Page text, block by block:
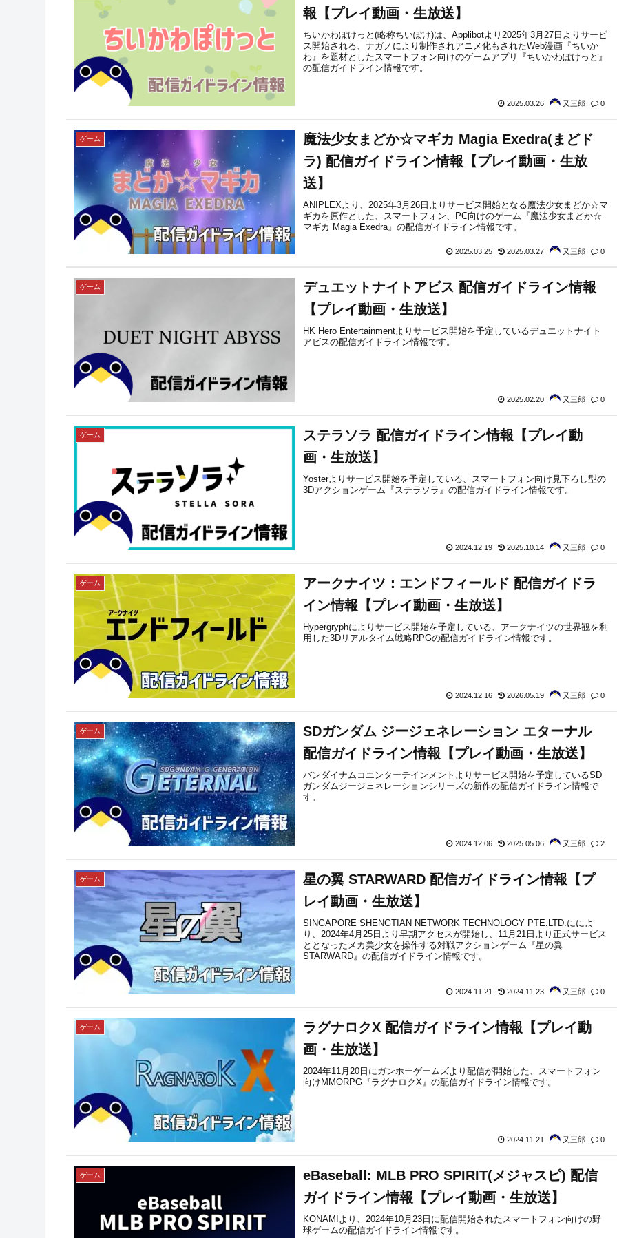
報【プレイ動画・生放送】
ちいかわぽけっと(略称ちいぽけ)は、Applibotより2025年3月27日よりサービ
ス開始される、ナガノにより制作されアニメ化もされたWeb漫画『ちいか
わ』を題材としたスマートフォン向けのゲームアプリ『ちいかわぽけっと』
の配信ガイドライン情報です。
2025.03.26 又三郎 0
ゲーム
魔法少女まどか☆マギカ Magia Exedra(まどド
ラ) 配信ガイドライン情報【プレイ動画・生放
送】
ANIPLEXより、2025年3月26日よりサービス開始となる魔法少女まどか☆マ
ギカを原作とした、スマートフォン、PC向けのゲーム『魔法少女まどか☆
マギカ Magia Exedra』の配信ガイドライン情報です。
2025.03.25 2025.03.27 又三郎 0
ゲーム
デュエットナイトアビス 配信ガイドライン情報
【プレイ動画・生放送】
HK Hero Entertainmentよりサービス開始を予定しているデュエットナイト
アビスの配信ガイドライン情報です。
2025.02.20 又三郎 0
ゲーム
ステラソラ 配信ガイドライン情報【プレイ動
画・生放送】
Yosterよりサービス開始を予定している、スマートフォン向け見下ろし型の
3Dアクションゲーム『ステラソラ』の配信ガイドライン情報です。
2024.12.19 2025.10.14 又三郎 0
ゲーム
アークナイツ：エンドフィールド 配信ガイドラ
イン情報【プレイ動画・生放送】
Hypergryphによりサービス開始を予定している、アークナイツの世界観を利
用した3Dリアルタイム戦略RPGの配信ガイドライン情報です。
2024.12.16 2026.05.19 又三郎 0
ゲーム
SDガンダム ジージェネレーション エターナル
配信ガイドライン情報【プレイ動画・生放送】
バンダイナムコエンターテインメントよりサービス開始を予定しているSD
ガンダムジージェネレーションシリーズの新作の配信ガイドライン情報で
す。
2024.12.06 2025.05.06 又三郎 2
ゲーム
星の翼 STARWARD 配信ガイドライン情報【プ
レイ動画・生放送】
SINGAPORE SHENGTIAN NETWORK TECHNOLOGY PTE.LTD.にによ
り、2024年4月25日より早期アクセスが開始し、11月21日より正式サービス
ととなったメカ美少女を操作する対戦アクションゲーム『星の翼
STARWARD』の配信ガイドライン情報です。
2024.11.21 2024.11.23 又三郎 0
ゲーム
ラグナロクX 配信ガイドライン情報【プレイ動
画・生放送】
2024年11月20日にガンホーゲームズより配信が開始した、スマートフォン
向けMMORPG『ラグナロクX』の配信ガイドライン情報です。
2024.11.21 又三郎 0
ゲーム
eBaseball: MLB PRO SPIRIT(メジャスピ) 配信
ガイドライン情報【プレイ動画・生放送】
KONAMIより、2024年10月23日に配信開始されたスマートフォン向けの野
球ゲームの配信ガイドライン情報です。